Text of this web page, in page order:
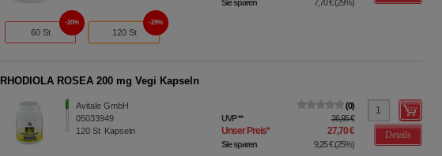
Sie sparen 7,70 €(29%)
60 St
20%
120 St
29%
RHODIOLA ROSEA 200 mg Vegi Kapseln
Avitale GmbH
05033949
120St Kapseln
0
UVP** 36,95 €
Unser Preis* 27,70 €
Sie sparen 9,25 €(25%)
Details